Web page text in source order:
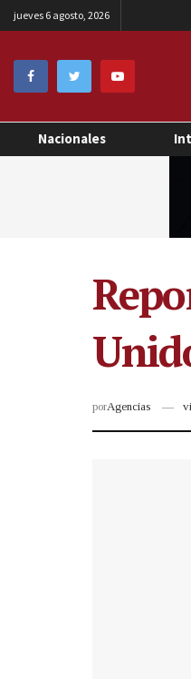
jueves 6 agosto, 2026
Nacionales
porAgencias